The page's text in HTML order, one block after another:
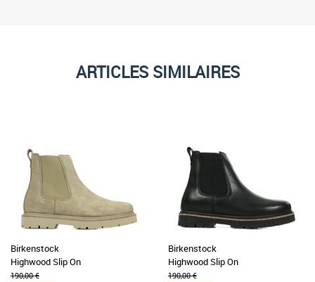
ARTICLES SIMILAIRES
Birkenstock
Highwood Slip On
190,00 €
Birkenstock
Highwood Slip On
190,00 €